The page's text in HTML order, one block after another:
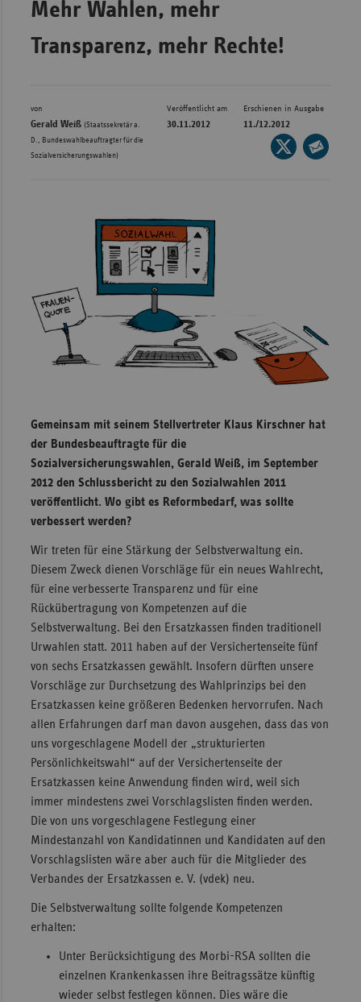
Hessen
Mehr Wahlen, mehr
Transparenz, mehr Rechte!
von
Gerald Weiß (Staatssekretär a.
D., Bundeswahlbeauftragter für die
Sozialversicherungswahlen)
Veröffentlicht am
30.11.2012
Erschienen in Ausgabe
11./12.2012
Seite
auf
Gemeinsam mit seinem Stellvertreter Klaus Kirschner hat
der Bundesbeauftragte für die
Sozialversicherungswahlen, Gerald Weiß, im September
2012 den Schlussbericht zu den Sozialwahlen 2011
veröffentlicht. Wo gibt es Reformbedarf, was sollte
verbessert werden?
Wir treten für eine Stärkung der Selbstverwaltung ein.
Diesem Zweck dienen Vorschläge für ein neues Wahlrecht,
für eine verbesserte Transparenz und für eine
Rückübertragung von Kompetenzen auf die
Selbstverwaltung. Bei den Ersatzkassen finden traditionell
Urwahlen statt. 2011 haben auf der Versichertenseite fünf
von sechs Ersatzkassen gewählt. Insofern dürften unsere
Vorschläge zur Durchsetzung des Wahlprinzips bei den
Ersatzkassen keine größeren Bedenken hervorrufen. Nach
allen Erfahrungen darf man davon ausgehen, dass das von
uns vorgeschlagene Modell der „strukturierten
Persönlichkeitswahl“ auf der Versichertenseite der
Ersatzkassen keine Anwendung finden wird, weil sich
immer mindestens zwei Vorschlagslisten finden werden.
Die von uns vorgeschlagene Festlegung einer
Mindestanzahl von Kandidatinnen und Kandidaten auf den
Vorschlagslisten wäre aber auch für die Mitglieder des
Verbandes der Ersatzkassen e. V. (vdek) neu.
Die Selbstverwaltung sollte folgende Kompetenzen
erhalten:
Unter Berücksichtigung des Morbi-RSA sollten die
einzelnen Krankenkassen ihre Beitragssätze künftig
wieder selbst festlegen können. Dies wäre die